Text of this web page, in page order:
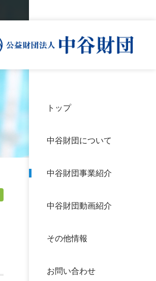
トップ
中谷財団について
中谷財団事業紹介
中谷財団動画紹介
その他情報
お問い合わせ